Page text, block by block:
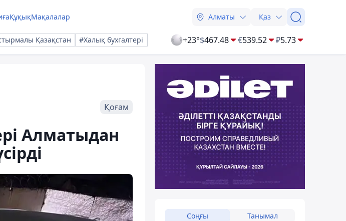
ҚұқықМақалалар Алматы Қаз
Қазақстан #Халық бухгалтері +23°$467.48 €539.52 ₽5.73
Қоғам
Алматыдан
Соңғы Танымал